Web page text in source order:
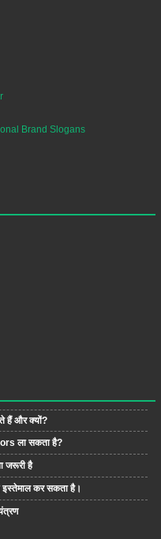
Brand Slogans
हैं और क्यों?
ला सकता है?
जरूरी है
इस्तेमाल कर सकता है।